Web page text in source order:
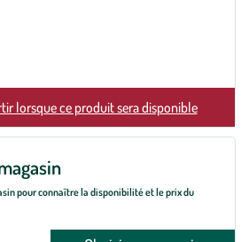
lorsque ce produit sera disponible
pour connaître la disponibilité et le prix du